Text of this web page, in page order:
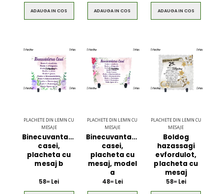
ADAUGA IN COS ADAUGA IN COS ADAUGA IN COS
PLACHETE DIN LEMN CU
MESAJE
Binecuvantarea
casei,
placheta cu
mesaj b
5800 Lei
PLACHETE DIN LEMN CU
MESAJE
Binecuvantarea
casei,
placheta cu
mesaj, model
a
4800Lei
PLACHETE DIN LEMN CU
MESAJE
Boldog
hazassagi
evfordulot,
placheta cu
mesaj
5800Lei